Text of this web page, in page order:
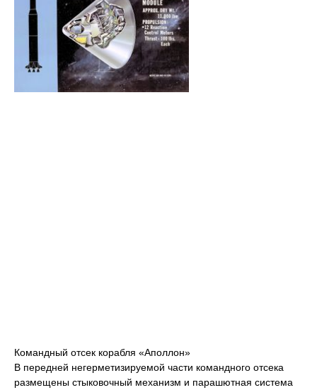
Командный отсек корабля «Аполлон»
В передней негерметизируемой части командного отсека
размещены стыковочный механизм и парашютная система